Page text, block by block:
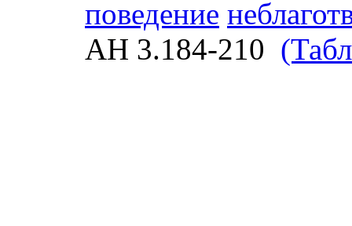
поведение
АН 3.184-210